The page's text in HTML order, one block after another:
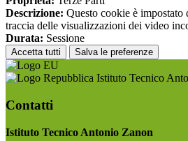
Descrizione: Questo cookie è impostato
traccia delle visualizzazioni dei video
Durata: Sessione
Accetta tutti Salva le preferenze
Istituto Tecnico
Contatti
Istituto Tecnico Antonio Zanon